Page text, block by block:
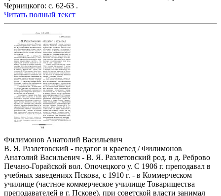
Черницкого: с. 62-63 .
Читать полный текст
Филимонов Анатолий Васильевич
В. Я. Разлетовский - педагог и краевед / Филимонов
Анатолий Васильевич - В. Я. Разлетовский род. в д. Реброво
Печано-Горайской вол. Опочецкого у. С 1906 г. преподавал в
учебных заведениях Пскова, с 1910 г. - в Коммерческом
училище (частное коммерческое училище Товарищества
преподавателей в г. Пскове), при советской власти занимал